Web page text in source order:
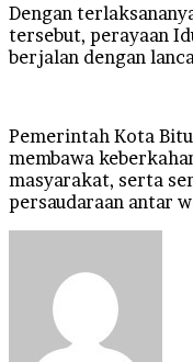
Dengan
tersebut, perayaan
berjalan dengan
Pemerintah Kota
membawa
masyarakat, serta
persaudaraan antar